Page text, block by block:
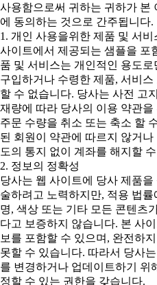
사용함으로써 귀하는 귀하가 본
에 동의하는 것으로 간주됩니다.
1. 개인 사용을위한 제품 및 서비
사이트에서 제공되는 샘플을 포
품 및 서비스는 개인적인 용도
구입하거나 수령한 제품, 서비
할 수 없습니다. 당사는 사전 고
재량에 따라 당사의 이용 약관
주문 수량을 취소 또는 축소 할
된 회원이 약관에 따르지 않거
도의 통지 없이 계좌를 해지할
2. 정보의 정확성
당사는 웹 사이트에 당사 제품을
술하려고 노력하지만, 적용 법
명, 색상 또는 기타 모든 콘텐츠
다고 보증하지 않습니다. 본 사
보를 포함할 수 있으며, 완전하
못할 수 있습니다. 따라서 당사
를 변경하거나 업데이트하기 위
정할 수 있는 권한을 갖습니다.